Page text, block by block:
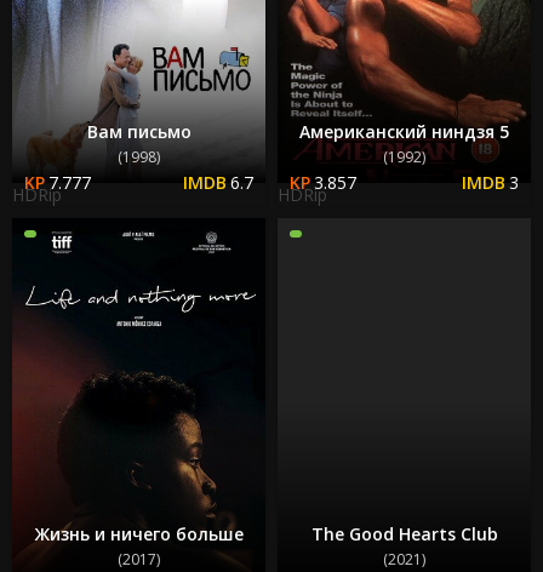
Вам письмо
(1998)
7.777 6.7
HDRip
Американский ниндзя 5
(1992)
3.857 3
HDRip
Жизнь и ничего больше
(2017)
The Good Hearts Club
(2021)